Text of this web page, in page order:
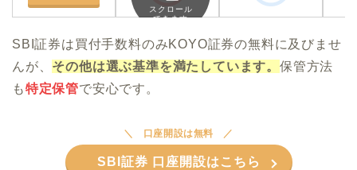
スクロール
できます
SBI証券は買付手数料のみKOYO証券の無料に及びませ
んが、 その他は選ぶ基準を満たしています。保管方法
も特定保管で安心です。
口座開設は無料
SBI証券 口座開設はこちら